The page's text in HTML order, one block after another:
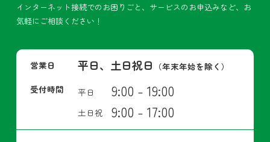
インターネット接続でのお困りごと、サービスのお申込みなど、お
気軽にご相談ください！
営業日 平日、土日祝日 （年末年始を除く）
受付時間
平日 9:00 - 19:00
土日祝 9:00 - 17:00